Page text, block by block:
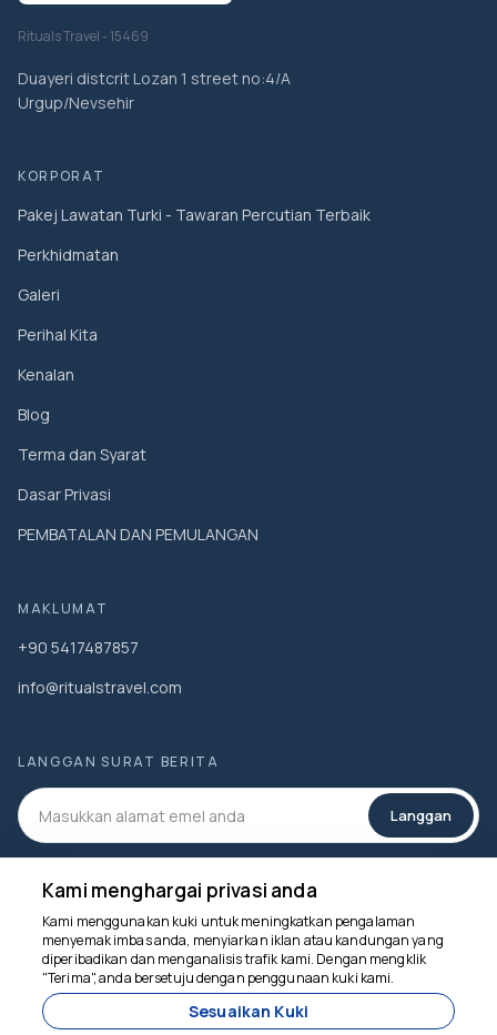
Rituals Travel - 15469
Duayeri distcrit Lozan 1 street no:4/A
Urgup/Nevsehir
KORPORAT
Pakej Lawatan Turki - Tawaran Percutian Terbaik
Perkhidmatan
Galeri
Perihal Kita
Kenalan
Blog
Terma dan Syarat
Dasar Privasi
PEMBATALAN DAN PEMULANGAN
MAKLUMAT
+90 5417487857
info@ritualstravel.com
LANGGAN SURAT BERITA
Langgan
MEDIA SOSIAL
Kami menghargai privasi anda
Kami menggunakan kuki untuk meningkatkan pengalaman
menyemak imbas anda, menyiarkan iklan atau kandungan yang
diperibadikan dan menganalisis trafik kami. Dengan mengklik
"Terima", anda bersetuju dengan penggunaan kuki kami.
Sesuaikan Kuki
Kami di sini untuk
membantu